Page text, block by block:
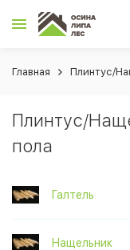
Главная Плинтус/
Плинтус/
пола
Галтель
Нащельник